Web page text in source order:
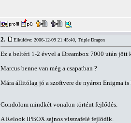
2. Elküldve: 2006-12-09 21:45:40, Triple Dragon
Ez a beltéri 1-2 évvel a Dreambox 7000 után jött
Marcus benne van még a csapatban ?
Mára állitólag jó a szoftvere de nyáron Enigma is
Gondolom mindkét vonalon történt fejlődés.
A Relook IPBOX sajnos visszafelé fejlődik.